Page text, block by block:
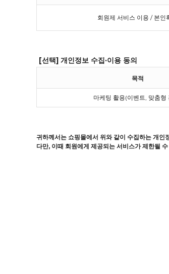
회원제 서비스 이용 / 본인
[선택] 개인정보 수집·이용 동의
목적
마케팅 활용(이벤트, 맞춤형
귀하께서는 쇼핑몰에서 위와 같이 수집하는 개
다만, 이때 회원에게 제공되는 서비스가 제한될